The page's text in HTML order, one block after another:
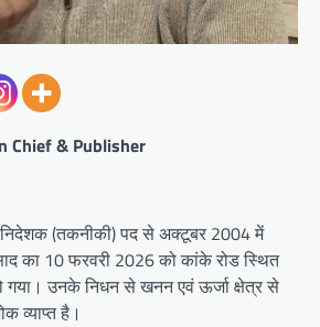
Chief & Publisher
(तकनीकी) पद से अक्टूबर 2004 में
का 10 फरवरी 2026 को कांके रोड स्थित
उनके निधन से खनन एवं ऊर्जा क्षेत्र से
व्याप्त है।